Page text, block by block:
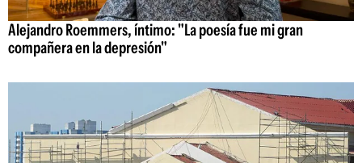
Alejandro Roemmers, íntimo: "La poesía fue mi gran
compañera en la depresión"